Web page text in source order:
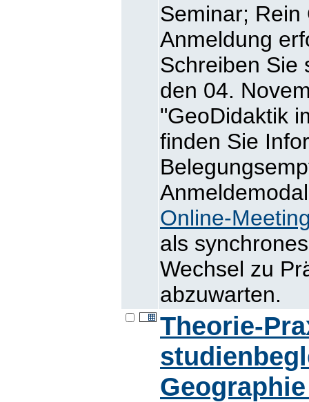
Seminar; Rein
Anmeldung
Schreiben Sie
den 04.
"GeoDidaktik
finden Sie
Online-
als
Wechsel zu
abzuwarten.
Theorie-